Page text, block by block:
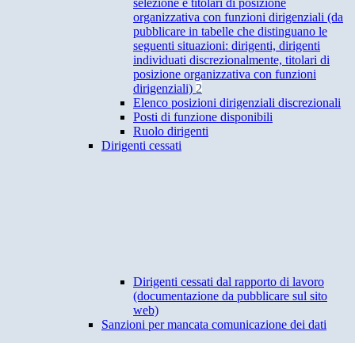
selezione e titolari di posizione
organizzativa con funzioni dirigenziali (da
pubblicare in tabelle che distinguano le
seguenti situazioni: dirigenti, dirigenti
individuati discrezionalmente, titolari di
posizione organizzativa con funzioni
dirigenziali) 2
Elenco posizioni dirigenziali discrezionali
Posti di funzione disponibili
Ruolo dirigenti
Dirigenti cessati
Dirigenti cessati dal rapporto di lavoro
(documentazione da pubblicare sul sito
web)
Sanzioni per mancata comunicazione dei dati